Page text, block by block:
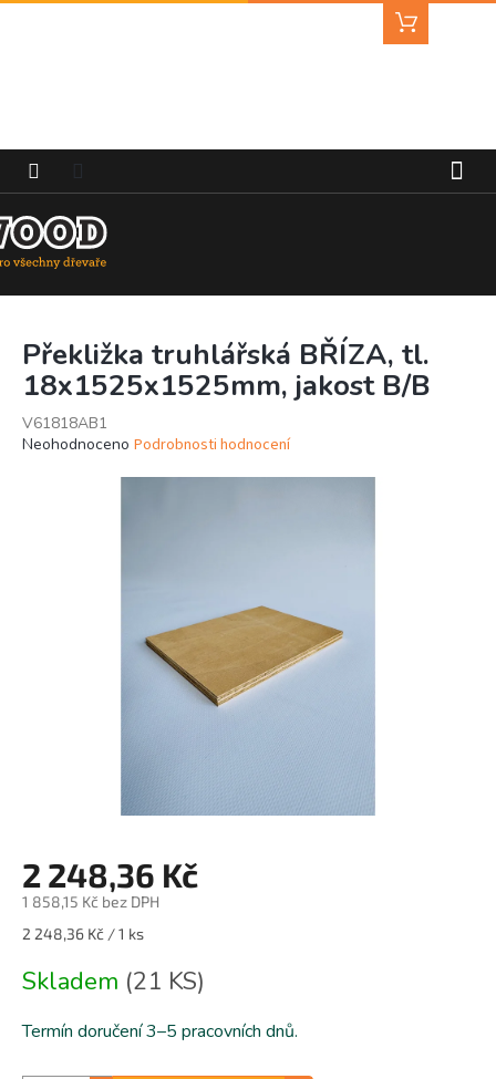
Přejít
Nákupní
košík
Překližka truhlářská BŘÍZA, tl.
18x1525x1525mm, jakost B/B
V61818AB1
Průměrné
Neohodnoceno Podrobnosti hodnocení
2 248,36 Kč
1 858,15 Kč bez DPH
Měrná
2 248,36 Kč / 1 ks
Skladem (21 KS)
Termín doručení 3–5 pracovních dnů.